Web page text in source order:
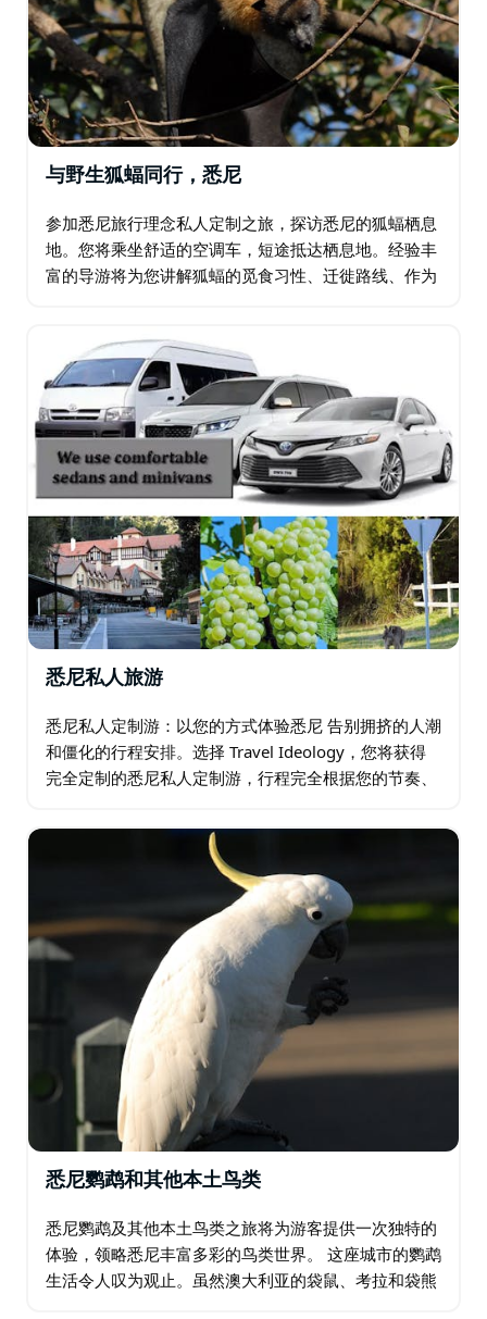
与野生狐蝠同行，悉尼
参加悉尼旅行理念私人定制之旅，探访悉尼的狐蝠栖息
地。您将乘坐舒适的空调车，短途抵达栖息地。经验丰
富的导游将为您讲解狐蝠的觅食习性、迁徙路线、作为
悉尼私人旅游
悉尼私人定制游：以您的方式体验悉尼 告别拥挤的人潮
和僵化的行程安排。选择 Travel Ideology，您将获得
完全定制的悉尼私人定制游，行程完全根据您的节奏、
于您无需与陌生人共乘…
悉尼鹦鹉和其他本土鸟类
悉尼鹦鹉及其他本土鸟类之旅将为游客提供一次独特的
体验，领略悉尼丰富多彩的鸟类世界。 这座城市的鹦鹉
生活令人叹为观止。虽然澳大利亚的袋鼠、考拉和袋熊